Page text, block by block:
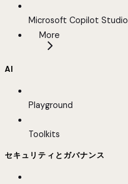
Microsoft Copilot Studio
More
AI
Playground
Toolkits
セキュリティとガバナンス